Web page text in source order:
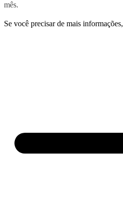
mês.
Se você precisar de mais informações,